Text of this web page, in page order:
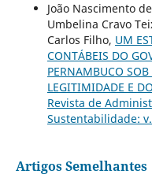
João Nascimento
Umbelina Cravo
Carlos Filho, UM
CONTÁBEIS DO
PERNAMBUCO
LEGITIMIDADE E
Revista de
Sustentabilidade:
Artigos Semelhantes